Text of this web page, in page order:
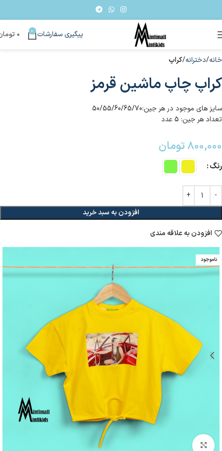
پیگیری سفارشات 0 ۰
خانه دخترانه کراپ
کراپ چاپ ماشین قرمز
سایز های موجود در هر جین:50/55/60/65/70
تعداد هر جین: 5 عدد
۸۰۰,۰۰۰تومان
رنگ
افزودن به سبد خرید
افزودن به علاقه مندی
ناموجود
بزرگنمایی تصویر